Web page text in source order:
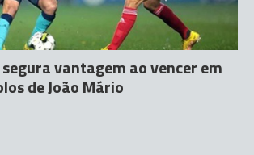
vantagem ao vencer em
de João Mário